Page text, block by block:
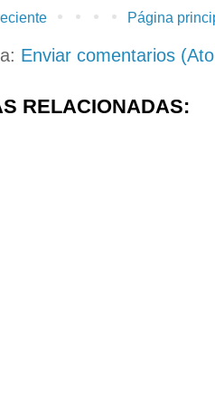
Página
Enviar comentarios
RELACIONADAS: